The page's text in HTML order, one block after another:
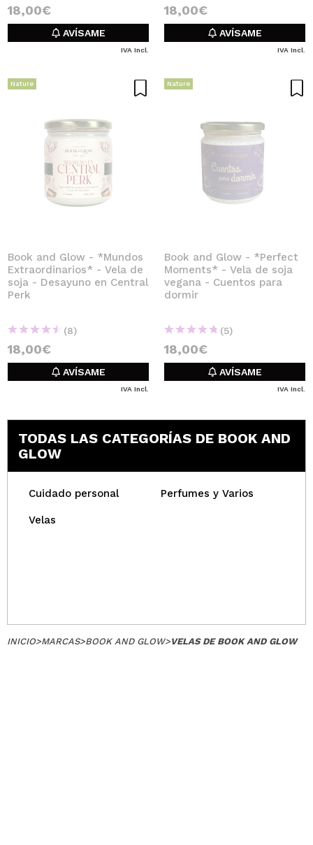
18,00€
AVÍSAME
IVA Incl.
18,00€
AVÍSAME
IVA Incl.
Nature
Book and Glow - *Mundos
Extraordinarios* - Vela de
soja - Desayuno en Central
Perk
(8)
18,00€
AVÍSAME
IVA Incl.
Nature
Book and Glow - *Perfect
Moments* - Vela de soja
vegana - Cuentos para
dormir
(5)
18,00€
AVÍSAME
IVA Incl.
TODAS LAS CATEGORÍAS DE BOOK AND
GLOW
Cuidado personal Perfumes y Varios
Velas
INICIO>MARCAS>BOOK AND GLOW>VELAS DE BOOK AND GLOW